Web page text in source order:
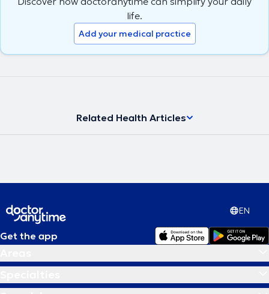
life.
Add your medical practice
Related Health Articles
EN
Get the app